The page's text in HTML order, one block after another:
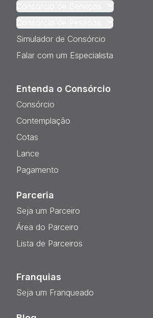
Consórcio de Serviços
Consórcio de Pesados
Simulador de Consórcio
Falar com um Especialista
Entenda o Consórcio
Consórcio
Contemplação
Cotas
Lance
Pagamento
Parceria
Seja um Parceiro
Área do Parceiro
Lista de Parceiros
Franquias
Seja um Franqueado